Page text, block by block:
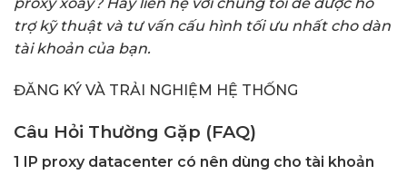
trợ kỹ thuật và tư vấn cấu hình tối ưu nhất cho dàn
tài khoản của bạn.
ĐĂNG KÝ VÀ TRẢI NGHIỆM HỆ THỐNG
Câu Hỏi Thường Gặp (FAQ)
1 IP proxy datacenter có nên dùng cho tài khoản